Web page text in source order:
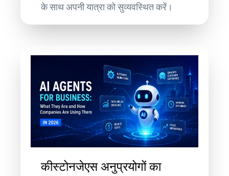
के साथ अपनी यात्रा को सुव्यवस्थित करें।
कीस्टोनजेएस अनुप्रयोगों का